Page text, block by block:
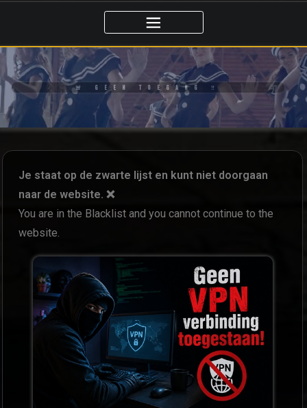
🚨 GEEN TOEGANG ‼️
Je staat op de zwarte lijst en kunt niet doorgaan
naar de website. ❌
You are in the Blacklist and you cannot continue to the
website.